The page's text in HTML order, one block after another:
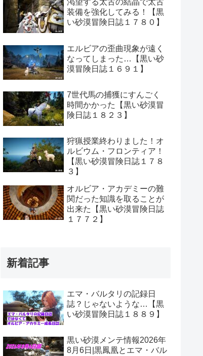
渇望する太古の結晶で太古
装備を強化してみる！【黒
い砂漠冒険日誌１７８０】
エルビアの歪曲現象が遠く
なってしまった…【黒い砂
漠冒険日誌１６９１】
7世代馬の捕獲にすんごく
時間かかった【黒い砂漠冒
険日誌１８２３】
狩猟授業終わりました！オ
ルビウム・フロンティア！
【黒い砂漠冒険日誌１７８
３】
オルビア・アカデミーの難
関だった知識を取ることが
出来た【黒い砂漠冒険日誌
１７７２】
新着記事
エマ・バルタリの記録日
誌？じゃないような…【黒
い砂漠冒険日誌１８８９】
黒い砂漠メンテ情報2026年
8月6日|黒鳳凰とエマ・バル